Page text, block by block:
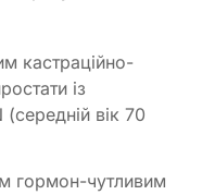
кастраційно-
із
вік 70
гормон-чутливим